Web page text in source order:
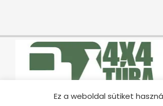
Ez a weboldal sütiket